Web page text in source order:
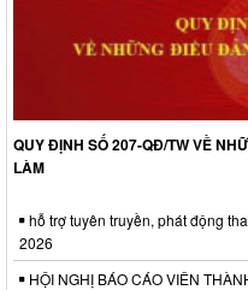
QUY ĐỊNH SỐ 207-QĐ/TW VỀ
LÀM
hỗ trợ tuyên truyền, phát động
2026
HỘI NGHỊ BÁO CÁO VIÊN